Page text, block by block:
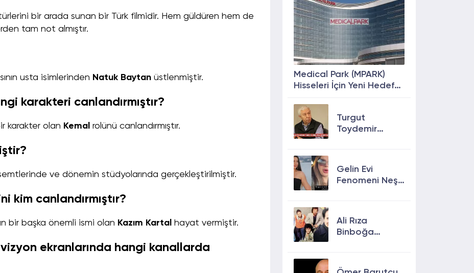
bir arada sunan bir Türk filmidir. Hem güldüren hem de
tam not almıştır.
usta isimlerinden Natuk Baytan üstlenmiştir.
karakteri canlandırmıştır?
karakter olan Kemal rolünü canlandırmıştır.
ve dönemin stüdyolarında gerçekleştirilmiştir.
kim canlandırmıştır?
bir başka önemli ismi olan Kazım Kartal hayat vermiştir.
ekranlarında hangi kanallarda
Medical Park (MPARK)
Hisseleri İçin Yeni Hedef
Potansiyeli
Turgut
Toydemir
Gelin Evi
Fenomeni Neşe
neden öldü?
Ali Rıza
Binboğa
Kalmasın